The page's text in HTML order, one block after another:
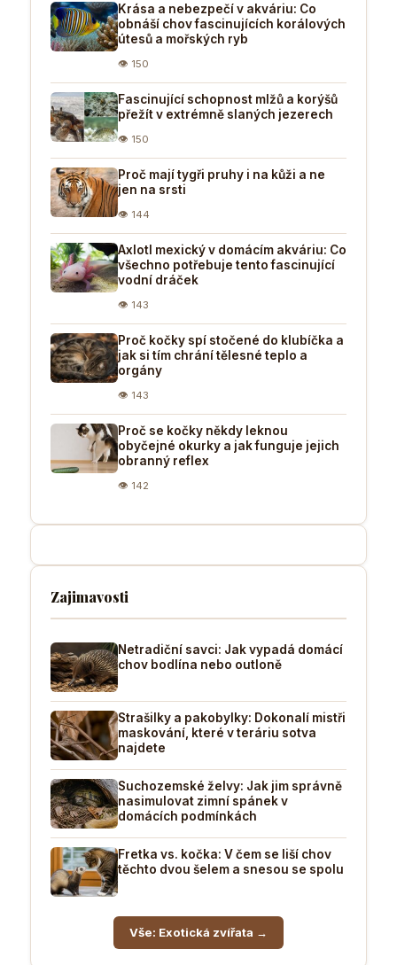
Krása a nebezpečí v akváriu: Co
obnáší chov fascinujících korálových
útesů a mořských ryb
👁 150
Fascinující schopnost mlžů a korýšů
přežít v extrémně slaných jezerech
👁 150
Proč mají tygři pruhy i na kůži a ne
jen na srsti
👁 144
Axlotl mexický v domácím akváriu: Co
všechno potřebuje tento fascinující
vodní dráček
👁 143
Proč kočky spí stočené do klubíčka a
jak si tím chrání tělesné teplo a
orgány
👁 143
Proč se kočky někdy leknou
obyčejné okurky a jak funguje jejich
obranný reflex
👁 142
Zajimavosti
Netradiční savci: Jak vypadá domácí
chov bodlína nebo outloně
Strašilky a pakobylky: Dokonalí mistři
maskování, které v teráriu sotva
najdete
Suchozemské želvy: Jak jim správně
nasimulovat zimní spánek v
domácích podmínkách
Fretka vs. kočka: V čem se liší chov
těchto dvou šelem a snesou se spolu
Vše: Exotická zvířata →